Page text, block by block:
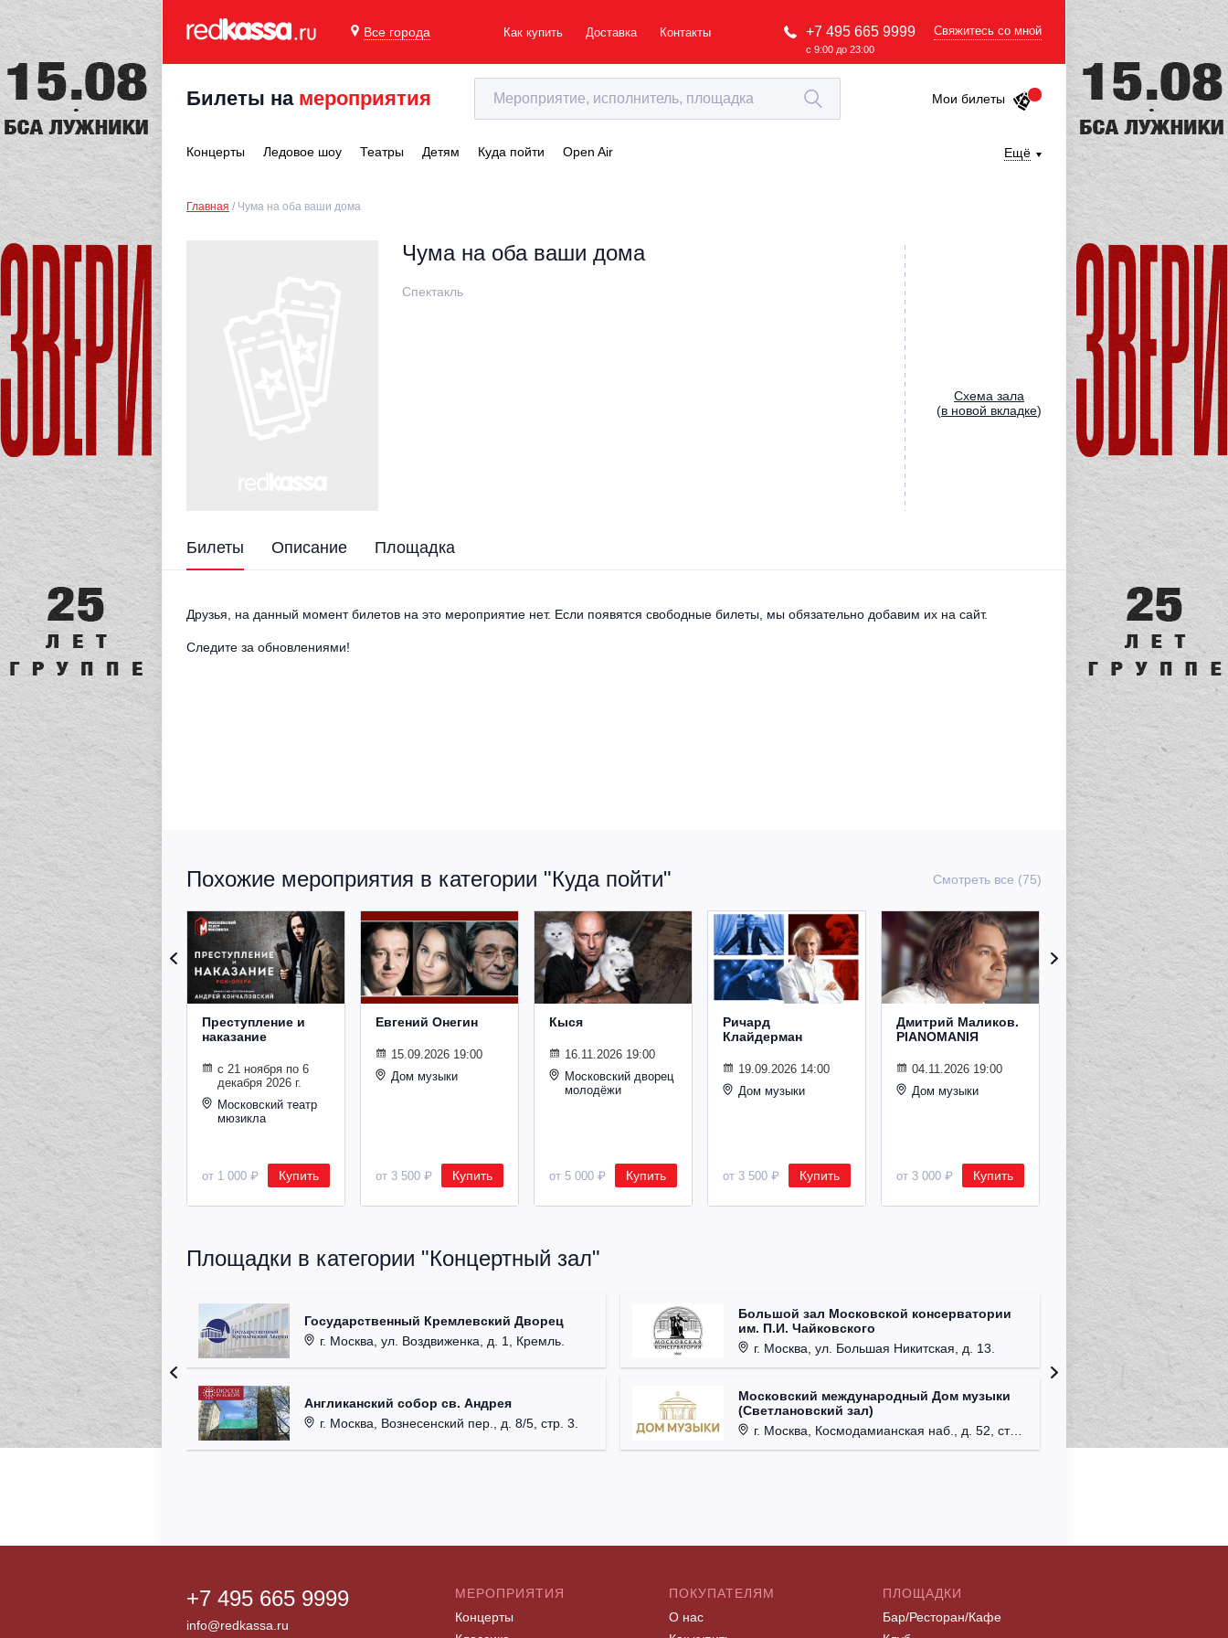
Все города Как купить Доставка Контакты +7 495 665 9999
с 9:00 до 23:00
Свяжитесь со мной
Билеты на мероприятия Мои билеты
Концерты Ледовое шоу Театры Детям Куда пойти Open Air Ещё
Главная Чума на оба ваши дома
Чума на оба ваши дома
Спектакль
Cхема зала
(в новой вкладке)
Билеты Описание Площадка
Друзья, на данный момент билетов на это мероприятие нет. Если появятся свободные билеты, мы обязательно добавим их на сайт.
Следите за обновлениями!
Похожие мероприятия в категории "Куда пойти" Смотреть все (75)
Преступление и
наказание
с 21 ноября по 6
декабря 2026 г.
Московский театр
мюзикла
от 1 000 ₽ Купить
Евгений Онегин
15.09.2026 19:00
Дом музыки
от 3 500 ₽ Купить
Кыся
16.11.2026 19:00
Московский дворец
молодёжи
от 5 000 ₽ Купить
Ричард
Клайдерман
19.09.2026 14:00
Дом музыки
от 3 500 ₽ Купить
Дмитрий Маликов.
PIANOMANIЯ
04.11.2026 19:00
Дом музыки
от 3 000 ₽ Купить
Рождественский
концерт
Владимира
Спивакова
24.12.2026 19:00
Дом музыки
от 8 500 ₽ Купить
Площадки в категории "Концертный зал"
Государственный Кремлевский Дворец
г. Москва, ул. Воздвиженка, д. 1, Кремль.
Англиканский собор св. Андрея
г. Москва, Вознесенский пер., д. 8/5, стр. 3.
Большой зал Московской консерватории
им. П.И. Чайковского
г. Москва, ул. Большая Никитская, д. 13.
Московский международный Дом музыки
(Светлановский зал)
г. Москва, Космодамианская наб., д. 52, стр. 8.
г.
Клуб
г.
+7 495 665 9999
info@redkassa.ru
МЕРОПРИЯТИЯ
Концерты
ПОКУПАТЕЛЯМ
О нас
ПЛОЩАДКИ
Бар/Ресторан/Кафе